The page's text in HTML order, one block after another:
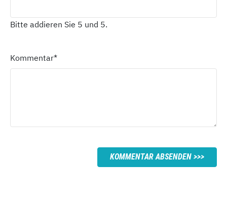
Bitte addieren Sie 5 und 5.
Kommentar*
KOMMENTAR ABSENDEN